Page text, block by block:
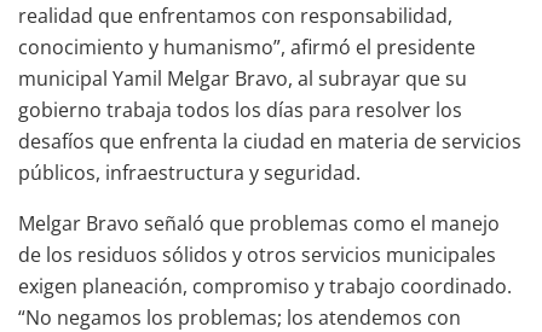
realidad que enfrentamos con responsabilidad,
conocimiento y humanismo”, afirmó el presidente
municipal Yamil Melgar Bravo, al subrayar que su
gobierno trabaja todos los días para resolver los
desafíos que enfrenta la ciudad en materia de servicios
públicos, infraestructura y seguridad.
Melgar Bravo señaló que problemas como el manejo
de los residuos sólidos y otros servicios municipales
exigen planeación, compromiso y trabajo coordinado.
“No negamos los problemas; los atendemos con